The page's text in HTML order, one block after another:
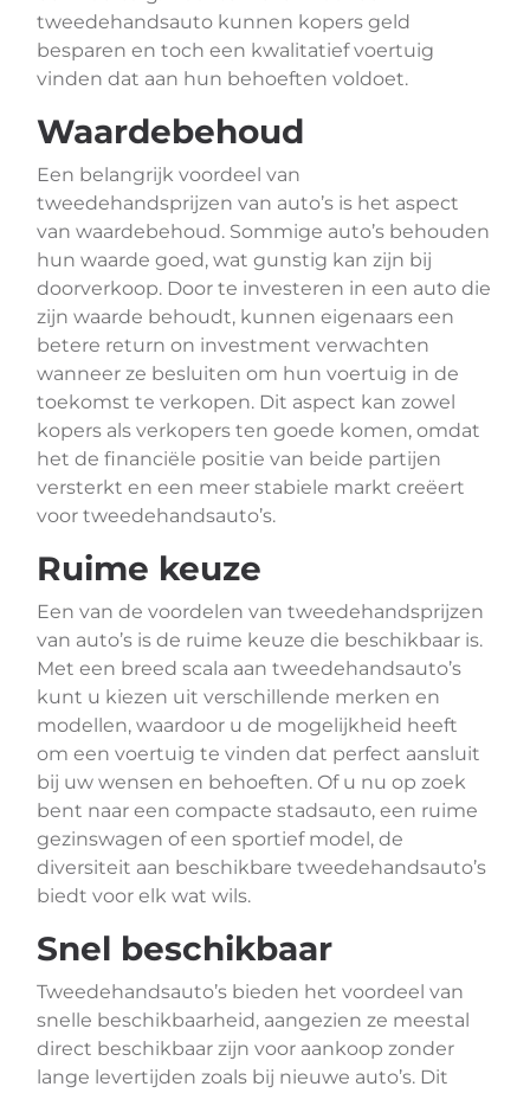
tweedehandsauto kunnen kopers geld
besparen en toch een kwalitatief voertuig
vinden dat aan hun behoeften voldoet.
Waardebehoud
Een belangrijk voordeel van
tweedehandsprijzen van auto’s is het aspect
van waardebehoud. Sommige auto’s behouden
hun waarde goed, wat gunstig kan zijn bij
doorverkoop. Door te investeren in een auto die
zijn waarde behoudt, kunnen eigenaars een
betere return on investment verwachten
wanneer ze besluiten om hun voertuig in de
toekomst te verkopen. Dit aspect kan zowel
kopers als verkopers ten goede komen, omdat
het de financiële positie van beide partijen
versterkt en een meer stabiele markt creëert
voor tweedehandsauto’s.
Ruime keuze
Een van de voordelen van tweedehandsprijzen
van auto’s is de ruime keuze die beschikbaar is.
Met een breed scala aan tweedehandsauto’s
kunt u kiezen uit verschillende merken en
modellen, waardoor u de mogelijkheid heeft
om een voertuig te vinden dat perfect aansluit
bij uw wensen en behoeften. Of u nu op zoek
bent naar een compacte stadsauto, een ruime
gezinswagen of een sportief model, de
diversiteit aan beschikbare tweedehandsauto’s
biedt voor elk wat wils.
Snel beschikbaar
Tweedehandsauto’s bieden het voordeel van
snelle beschikbaarheid, aangezien ze meestal
direct beschikbaar zijn voor aankoop zonder
lange levertijden zoals bij nieuwe auto’s. Dit